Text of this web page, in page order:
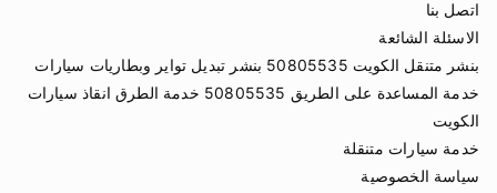
اتصل بنا
الاسئلة الشائعة
بنشر متنقل الكويت 50805535 بنشر تبديل تواير وبطاريات سيارات
خدمة المساعدة على الطريق 50805535 خدمة الطرق انقاذ سيارات
الكويت
خدمة سيارات متنقلة
سياسة الخصوصية